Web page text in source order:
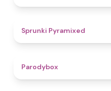
Sprunki Pyramixed
Parodybox